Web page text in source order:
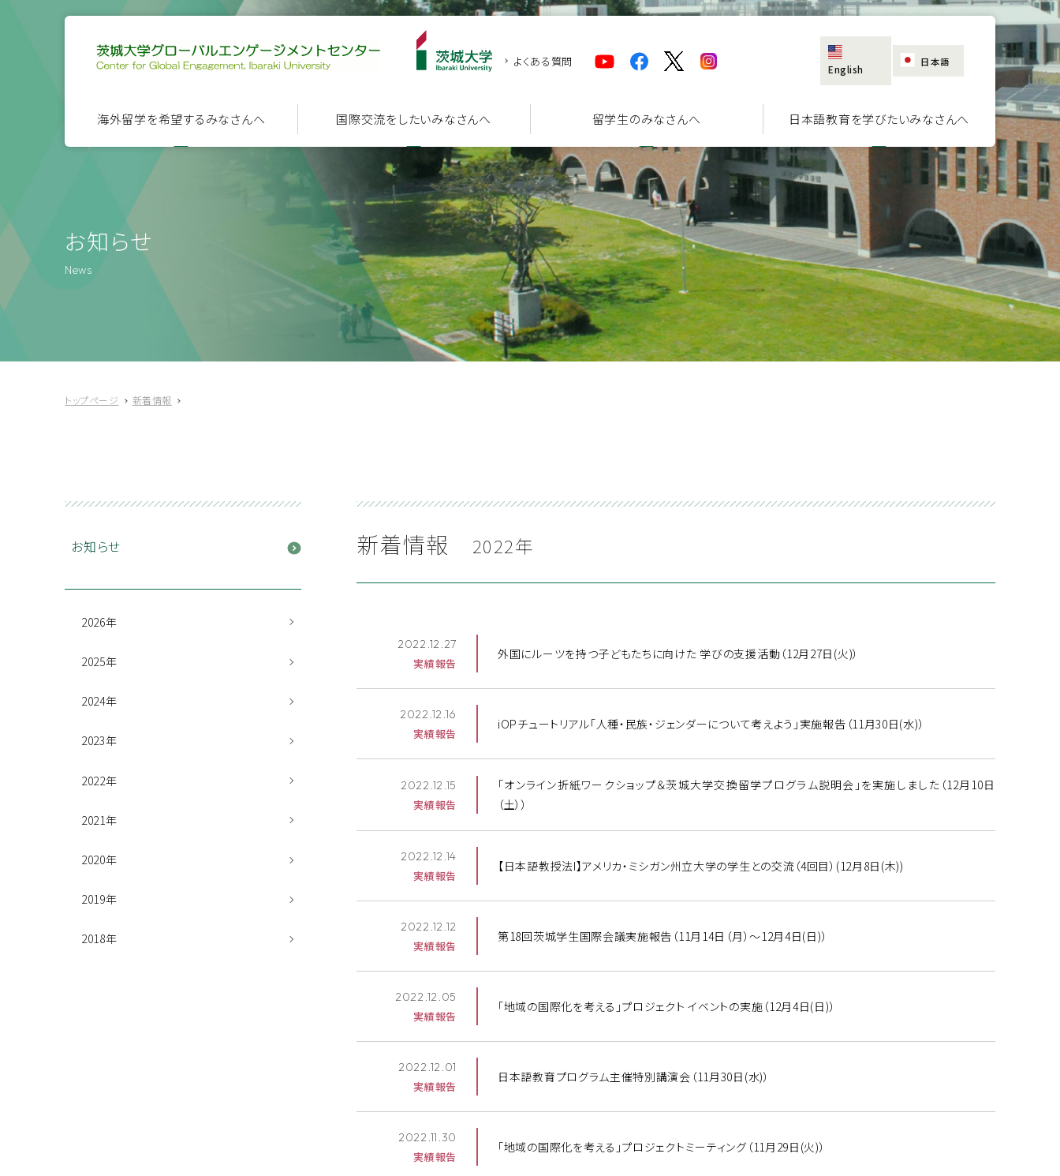
よくある質問
English
日本語
海外留学を希望するみなさんへ 国際交流をしたいみなさんへ 留学生のみなさんへ 日本語教育を学びたいみなさんへ
お知らせ
News
トップページ 新着情報
新着情報 2022年
2022.12.27
実績報告
外国にルーツを持つ子どもたちに向けた 学びの支援活動（12月27日(火)）
2022.12.16
実績報告
iOPチュートリアル「人種・民族・ジェンダーについて考えよう」実施報告（11月30日(水)）
2022.12.15
実績報告
「オンライン折紙ワークショップ＆茨城大学交換留学プログラム説明会」を実施しました（12月10日
（土））
2022.12.14
実績報告
【日本語教授法I】アメリカ・ミシガン州立大学の学生との交流（4回目）(12月8日(木))
2022.12.12
実績報告
第18回茨城学生国際会議実施報告（11月14日（月）～12月4日(日)）
2022.12.05
実績報告
「地域の国際化を考える」プロジェクト イベントの実施（12月4日(日)）
2022.12.01
実績報告
日本語教育プログラム主催特別講演会（11月30日(水)）
2022.11.30
実績報告
「地域の国際化を考える」プロジェクトミーティング（11月29日(火)）
お知らせ
2026年
2025年
2024年
2023年
2022年
2021年
2020年
2019年
2018年